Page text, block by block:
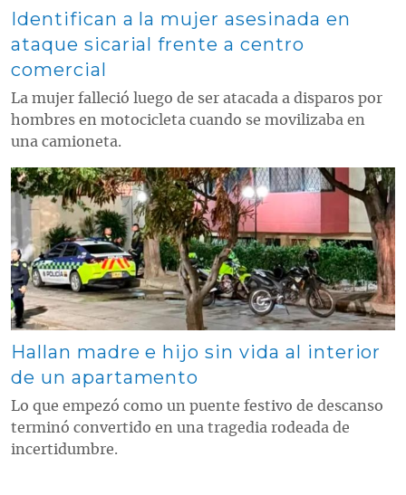
Identifican a la mujer asesinada en
ataque sicarial frente a centro
comercial
La mujer falleció luego de ser atacada a disparos por
hombres en motocicleta cuando se movilizaba en
una camioneta.
Contenido multimedia principal
Hallan madre e hijo sin vida al interior
de un apartamento
Lo que empezó como un puente festivo de descanso
terminó convertido en una tragedia rodeada de
incertidumbre.